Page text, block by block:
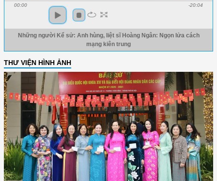
00:00 -20:04
Những người Kể sử: Anh hùng, liệt sĩ Hoàng Ngân: Ngọn lửa cách
mạng kiên trung
THƯ VIỆN HÌNH ẢNH